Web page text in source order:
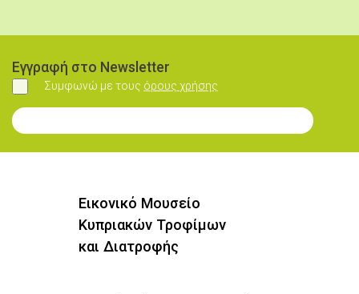
Εγγραφή στο Newsletter
Συμφωνώ
Συμφωνώ με τους όρους χρήσης
Εγγραφή στο Newsletter
Εικονικό Μουσείο
Κυπριακών Τροφίμων
και Διατροφής